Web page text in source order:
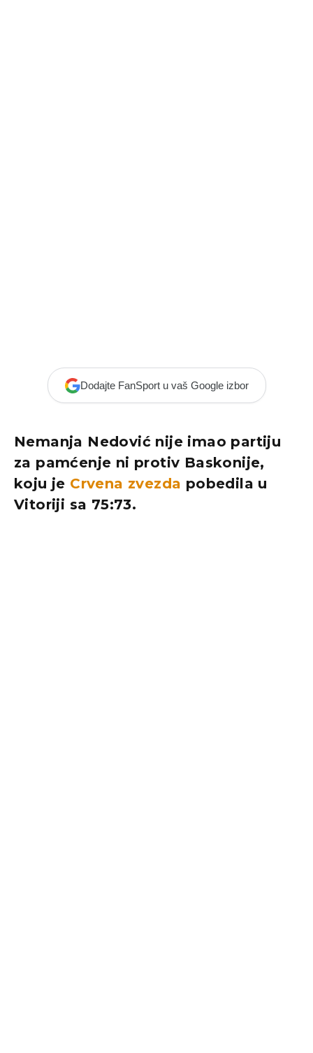
Dodajte FanSport u vaš Google izbor
Nemanja Nedović nije imao partiju
za pamćenje ni protiv Baskonije,
koju je Crvena zvezda pobedila u
Vitoriji sa 75:73.